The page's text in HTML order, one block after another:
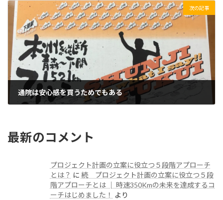
次の記事
通院は安心感を買うためでもある
最新のコメント
プロジェクト計画の立案に役立つ５段階アプローチ
とは？ に 続 プロジェクト計画の立案に役立つ５段
階アプローチとは │ 時速350Kmの未来を達成するコ
ーチはじめました！
より